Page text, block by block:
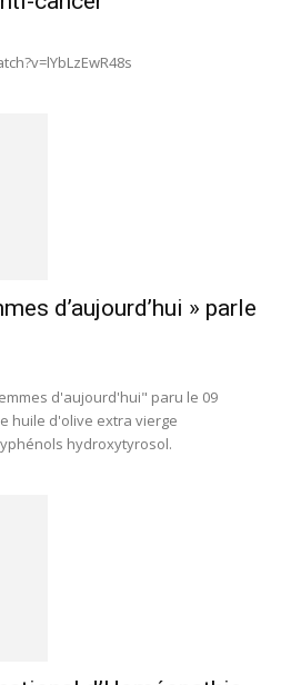
d’aujourd’hui » parle
d'aujourd'hui" paru le 09
huile d'olive extra vierge
hydroxytyrosol.